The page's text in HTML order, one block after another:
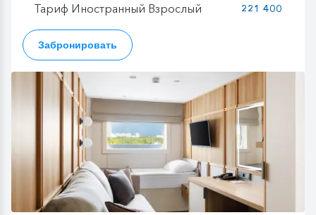
Тариф Иностранный Взрослый 221 400
Забронировать